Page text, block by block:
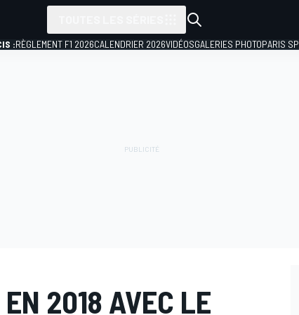
:RÈGLEMENT F1 2026CALENDRIER 2026VIDÉOSGALERIES PHOTOPARIS
2018 AVEC LE